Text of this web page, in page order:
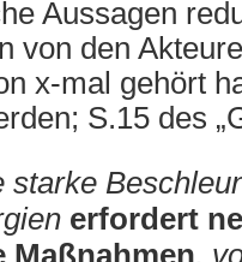
Aussagen
von den
x-mal gehört
S.15 des
starke
erfordert
Maßnahmen,